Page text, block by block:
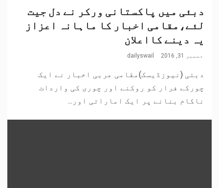
دبئی میں پاکستانی ورکر نے دل جیت
لئے،مقامی اخبار کا ماہانہ اعزاز
یہ دینے کااعلان
دسمبر 31, 2016 dailyswail
دبئی (نیوزڈیسک)مقامی عربی اخبار نے ایک
چورکے فرار کو روکنے اور چوری کی واردات
ناکام بنانے پر ایک اماراتی اور...